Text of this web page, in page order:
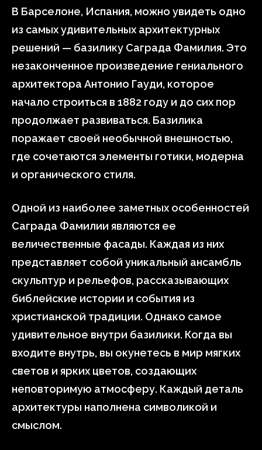
В Барселоне, Испания, можно увидеть одно
из самых удивительных архитектурных
решений — базилику Саграда Фамилия. Это
незаконченное произведение гениального
архитектора Антонио Гауди, которое
начало строиться в 1882 году и до сих пор
продолжает развиваться. Базилика
поражает своей необычной внешностью,
где сочетаются элементы готики, модерна
и органического стиля.
Одной из наиболее заметных особенностей
Саграда Фамилии являются ее
величественные фасады. Каждая из них
представляет собой уникальный ансамбль
скульптур и рельефов, рассказывающих
библейские истории и события из
христианской традиции. Однако самое
удивительное внутри базилики. Когда вы
входите внутрь, вы окунетесь в мир мягких
светов и ярких цветов, создающих
неповторимую атмосферу. Каждый деталь
архитектуры наполнена символикой и
смыслом.